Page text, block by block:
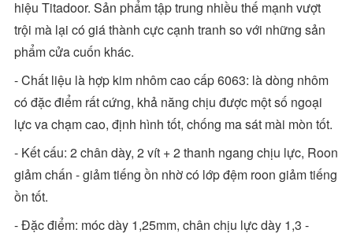
hiệu Titadoor. Sản phẩm tập trung nhiều thế mạnh vượt
trội mà lại có giá thành cực cạnh tranh so với những sản
phẩm cửa cuốn khác.
- Chất liệu là hợp kim nhôm cao cấp 6063: là dòng nhôm
có đặc điểm rất cứng, khả năng chịu được một số ngoại
lực va chạm cao, định hình tốt, chống ma sát mài mòn tốt.
- Kết cấu: 2 chân dày, 2 vít + 2 thanh ngang chịu lực, Roon
giảm chấn - giảm tiếng ồn nhờ có lớp đệm roon giảm tiếng
ồn tốt.
- Đặc điểm: móc dày 1,25mm, chân chịu lực dày 1,3 -